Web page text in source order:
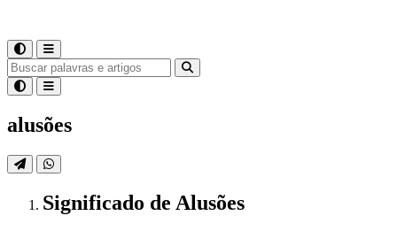
alusões
Significado de Alusões